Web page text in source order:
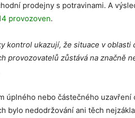
prodejny s potravinami. A
provozoven.
kontrol ukazují, že situace v
provozovatelů zůstává na značně
úplného nebo částečného
bylo nedodržování ani těch